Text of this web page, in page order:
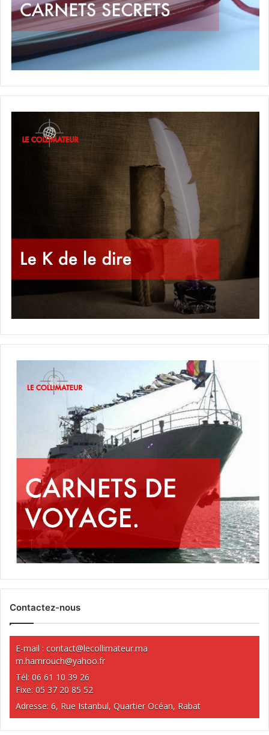
Contactez-nous
E-mail : contact@lecollimateur.ma
m.hamrouch@yahoo.fr
Tél: 06 61 10 39 26
Fixe: 05 37 20 85 52
Adresse: 6, Rue Istanbul, Quartier Océan, Rabat